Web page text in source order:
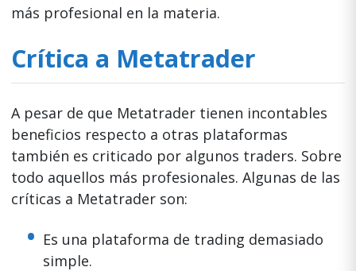
más profesional en la materia.
Crítica a Metatrader
A pesar de que Metatrader tienen incontables
beneficios respecto a otras plataformas
también es criticado por algunos traders. Sobre
todo aquellos más profesionales. Algunas de las
críticas a Metatrader son:
Es una plataforma de trading demasiado
simple.